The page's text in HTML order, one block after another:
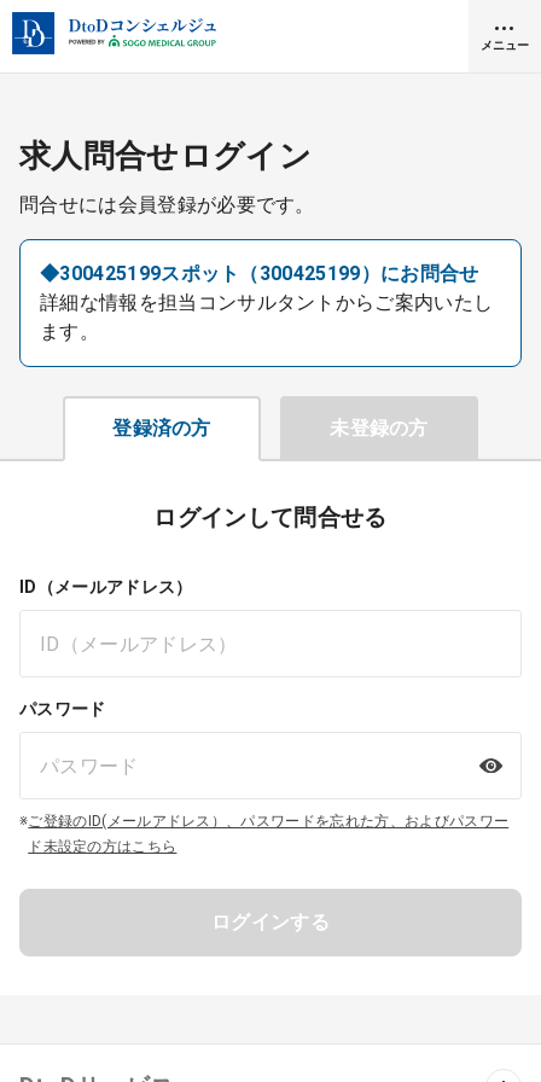
メニュー
クリニック開業
DtoDとは
お問合せ
医院の譲渡・売却をお考えの方
採用をお考えの医療機関の方
求人問合せログイン
問合せには会員登録が必要です。
◆300425199スポット（300425199）にお問合せ
詳細な情報を担当コンサルタントからご案内いたし
ます。
登録済の方 未登録の方
ログインして問合せる
ID（メールアドレス）
パスワード
※ご登録のID(メールアドレス）、パスワードを忘れた方、およびパスワー
ド未設定の方はこちら
ログインする